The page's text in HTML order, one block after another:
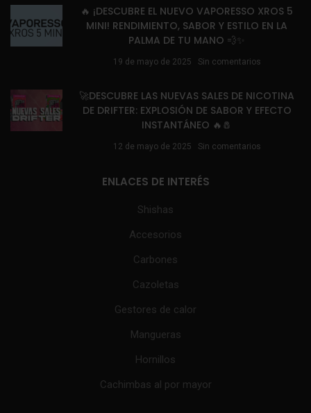
🔥 ¡DESCUBRE EL NUEVO VAPORESSO XROS 5
MINI! RENDIMIENTO, SABOR Y ESTILO EN LA
PALMA DE TU MANO 💨✨
19 de mayo de 2025 Sin comentarios
🚀DESCUBRE LAS NUEVAS SALES DE NICOTINA
DE DRIFTER: EXPLOSIÓN DE SABOR Y EFECTO
INSTANTÁNEO 🔥🧂
12 de mayo de 2025 Sin comentarios
ENLACES DE INTERÉS
Shishas
Accesorios
Carbones
Cazoletas
Gestores de calor
Mangueras
Hornillos
Cachimbas al por mayor